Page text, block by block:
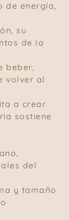
de energía,
su
de la
beber,
volver al
a crear
sostiene
del
y tamaño